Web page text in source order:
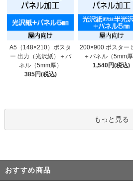
A5（148×210）ポスタ
ー 出力（光沢紙）＋パ
ネル（5mm厚）
385円(税込)
200×900 ポスター
＋パネル（5mm厚
1,540円(税込)
もっと見る
おすすめ商品